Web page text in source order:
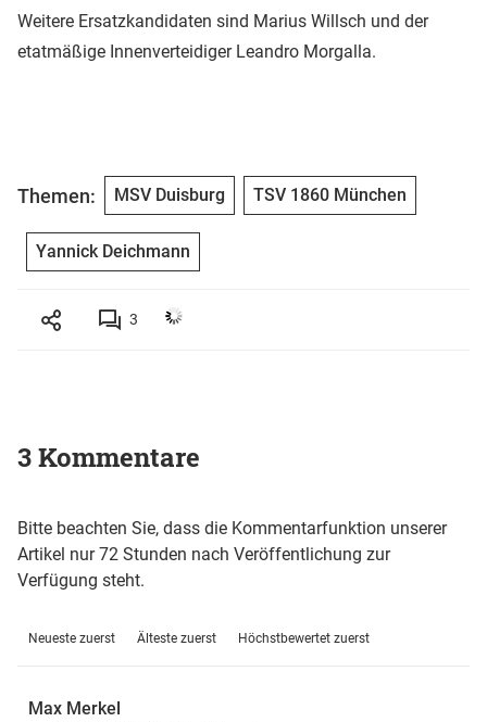
Weitere Ersatzkandidaten sind Marius Willsch und der
etatmäßige Innenverteidiger Leandro Morgalla.
Themen: MSV Duisburg TSV 1860 München
Yannick Deichmann
3
3 Kommentare
Bitte beachten Sie, dass die Kommentarfunktion unserer
Artikel nur 72 Stunden nach Veröffentlichung zur
Verfügung steht.
Neueste zuerst Älteste zuerst Höchstbewertet zuerst
Max Merkel